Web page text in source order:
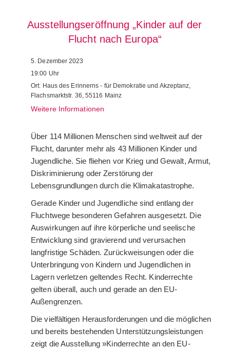
Ausstellungseröffnung „Kinder auf der
Flucht nach Europa“
5. Dezember 2023
19:00 Uhr
Ort: Haus des Erinnerns - für Demokratie und Akzeptanz,
Flachsmarktstr. 36, 55116 Mainz
Weitere Informationen
Über 114 Millionen Menschen sind weltweit auf der
Flucht, darunter mehr als 43 Millionen Kinder und
Jugendliche. Sie fliehen vor Krieg und Gewalt, Armut,
Diskriminierung oder Zerstörung der
Lebensgrundlungen durch die Klimakatastrophe.
Gerade Kinder und Jugendliche sind entlang der
Fluchtwege besonderen Gefahren ausgesetzt. Die
Auswirkungen auf ihre körperliche und seelische
Entwicklung sind gravierend und verursachen
langfristige Schäden. Zurückweisungen oder die
Unterbringung von Kindern und Jugendlichen in
Lagern verletzen geltendes Recht. Kinderrechte
gelten überall, auch und gerade an den EU-
Außengrenzen.
Die vielfältigen Herausforderungen und die möglichen
und bereits bestehenden Unterstützungsleistungen
zeigt die Ausstellung »Kinderrechte an den EU-